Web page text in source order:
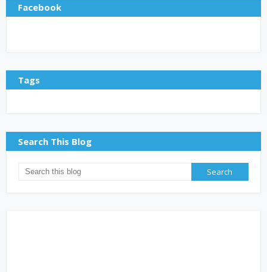
Facebook
Tags
Search This Blog